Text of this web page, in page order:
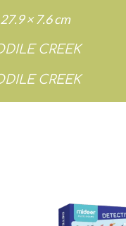
× 7.6 cm
CREEK
CREEK